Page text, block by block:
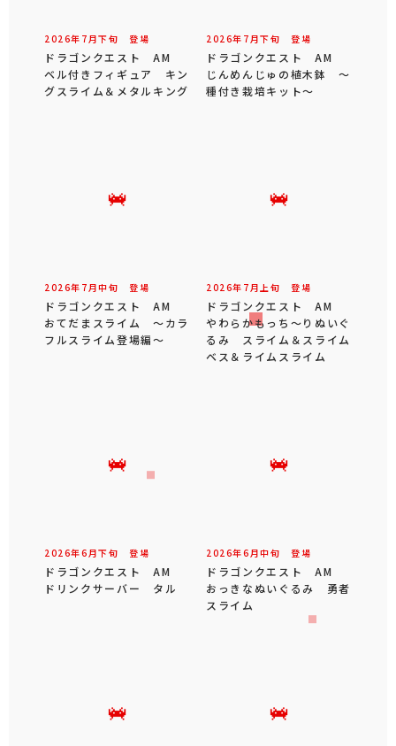
2026年 7 月下旬 登場
ドラゴンクエスト AM
ベル付きフィギュア キン
グスライム＆メタルキング
2026年 7 月下旬 登場
ドラゴンクエスト AM
じんめんじゅの植木鉢 ～
種付き栽培キット～
2026年 7 月中旬 登場
ドラゴンクエスト AM
おてだまスライム ～カラ
フルスライム登場編～
2026年 7 月 上旬 登場
ドラゴンクエスト AM
やわらかもっち～りぬいぐ
るみ スライム＆スライム
ベス＆ライムスライム
2026年6 月下旬 登場
ドラゴンクエスト AM
ドリンクサーバー タル
2026年6 月中旬 登場
ドラゴンクエスト AM
おっきなぬいぐるみ 勇者
スライム